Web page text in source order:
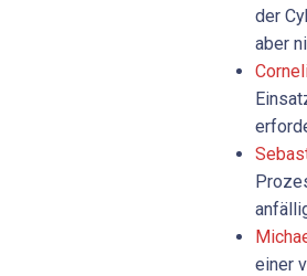
der
aber
einer